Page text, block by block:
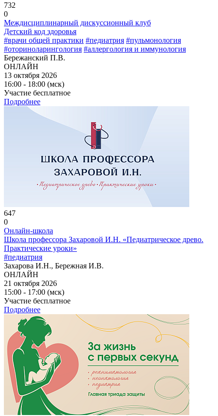
732
0
Междисциплинарный дискуссионный клуб
Детский код здоровья
#врачи общей практики #педиатрия #пульмонология
#оториноларингология #аллергология и иммунология
Бережанский П.В.
ОНЛАЙН
13 октября 2026
16:00 - 18:00 (мск)
Участие бесплатное
Подробнее
647
0
Онлайн-школа
Школа профессора Захаровой И.Н. «Педиатрическое древо.
Практические уроки»
#педиатрия
Захарова И.Н., Бережная И.В.
ОНЛАЙН
21 октября 2026
15:00 - 17:00 (мск)
Участие бесплатное
Подробнее